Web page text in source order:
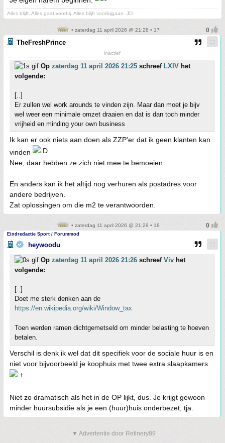
Alles blijft. Alles gaat voorbij. Alles blijft voorbijgaan. JD.
• zaterdag 11 april 2026 @ 21:28 • 17
TheFreshPrince
inactief
Op zaterdag 11 april 2026 21:25 schreef LXIV het
volgende:
[..]
Er zullen wel work arounds te vinden zijn. Maar dan moet je bijv
wel weer een minimale omzet draaien en dat is dan toch minder
vrijheid en minding your own business
Ik kan er ook niets aan doen als ZZP'er dat ik geen klanten kan
vinden
Nee, daar hebben ze zich niet mee te bemoeien.
En anders kan ik het altijd nog verhuren als postadres voor
andere bedrijven.
Zat oplossingen om die m2 te verantwoorden.
• zaterdag 11 april 2026 @ 21:29 • 18
Eindredactie Sport / Forummod
heywoodu
Op zaterdag 11 april 2026 21:26 schreef Viv het
volgende:
[..]
Doet me sterk denken aan de
https://en.wikipedia.org/wiki/Window_tax
Toen werden ramen dichtgemetseld om minder belasting te hoeven
betalen.
Verschil is denk ik wel dat dit specifiek voor de sociale huur is en
niet voor bijvoorbeeld je koophuis met twee extra slaapkamers
Niet zo dramatisch als het in de OP lijkt, dus. Je krijgt gewoon
minder huursubsidie als je een (huur)huis onderbezet, tja.
▼ Advertentie door Refinery89